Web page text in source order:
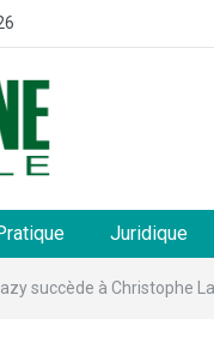
Juridique
succède à Christophe